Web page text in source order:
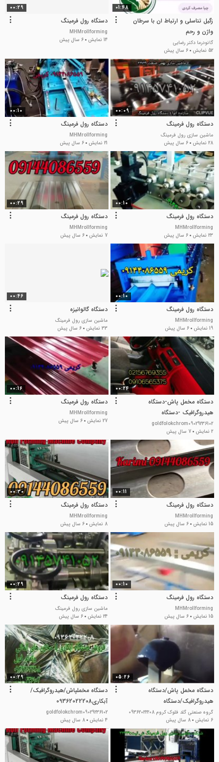
01:48
زگیل تناسلی و ارتباط ان با سرطان
واژن و رحم
گانودرما دکتر رضایی
52 نمایش
6 سال پیش
00:29
دستگاه رول فرمینگ
MHMrollforming
14 نمایش
6 سال پیش
00:09
دستگاه رول فرمینگ
ماشین سازی رول فرمینگ
28 نمایش
6 سال پیش
00:10
دستگاه رول فرمینگ
MHMrollforming
21 نمایش
6 سال پیش
00:10
دستگاه رول فرمینگ‌
MHMrollforming
23 نمایش
6 سال پیش
00:29
دستگاه رول فرمینگ
MHMrollforming
7 نمایش
6 سال پیش
00:10
دستگاه رول فرمینگ
MHMrollforming
19 نمایش
6 سال پیش
00:46
دستگاه گالوانیزه
ماشین سازی رول فرمینگ
33 نمایش
6 سال پیش
00:24
دستگاه مخمل پاش-دستگاه
هیدروگرافیک -دستگاه
آبکاری09362022208
goldfolokchrom09029236102
2 نمایش
7 سال پیش
00:16
دستگاه رول فرمینگ
MHMrollforming
27 نمایش
6 سال پیش
00:11
دستگاه رول فرمینگ
MHMrollforming
15 نمایش
6 سال پیش
00:30
دستگاه رول فرمینگ
MHMrollforming
8 نمایش
6 سال پیش
00:10
دستگاه رول فرمینگ
MHMrollforming
15 نمایش
6 سال پیش
00:29
دستگاه رول فرمینگ
ماشین سازی رول فرمینگ
24 نمایش
6 سال پیش
05:26
دستگاه مخمل پاش/دستگاه
هیدروگرافیک/دستگاه
آبکاری09362022208
گروه صنعتی گلد فلوک کروم 09362022208
6 نمایش
8 سال پیش
00:29
دستگاه مخملپاش/هیدروگرافیک/
آبکاری09362022208
goldfolokchrom09029236102
4 نمایش
8 سال پیش